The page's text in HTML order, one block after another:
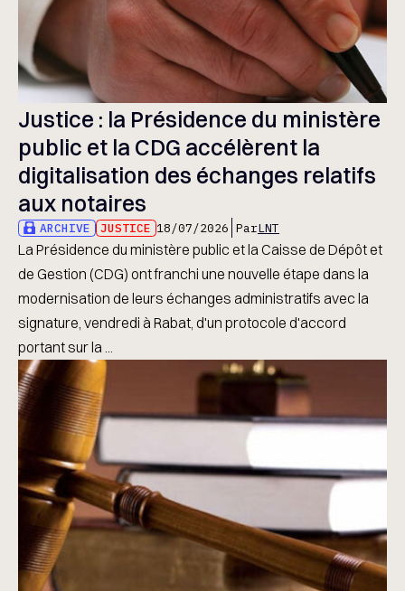
Justice : la Présidence du ministère
public et la CDG accélèrent la
digitalisation des échanges relatifs
aux notaires
ARCHIVE JUSTICE 18/07/2026 ParLNT
La Présidence du ministère public et la Caisse de Dépôt et
de Gestion (CDG) ont franchi une nouvelle étape dans la
modernisation de leurs échanges administratifs avec la
signature, vendredi à Rabat, d'un protocole d'accord
portant sur la ...